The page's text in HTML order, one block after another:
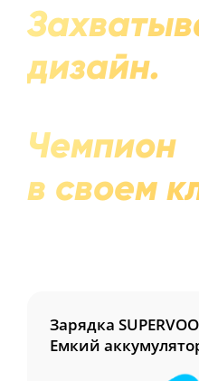
дизайн.
Чемпион
в своем
Зарядка
Емкий